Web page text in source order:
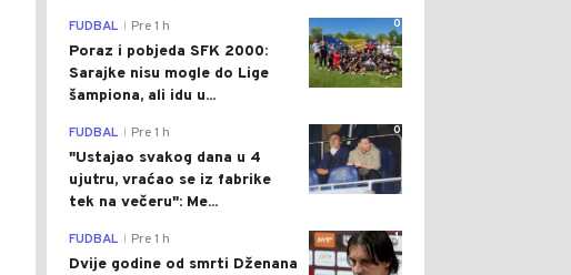
0
FUDBAL Pre 1 h
Poraz i pobjeda SFK 2000:
Sarajke nisu mogle do Lige
šampiona, ali idu u...
0
FUDBAL Pre 1 h
"Ustajao svakog dana u 4
ujutru, vraćao se iz fabrike
tek na večeru": Me...
1
FUDBAL Pre 1 h
Dvije godine od smrti Dženana